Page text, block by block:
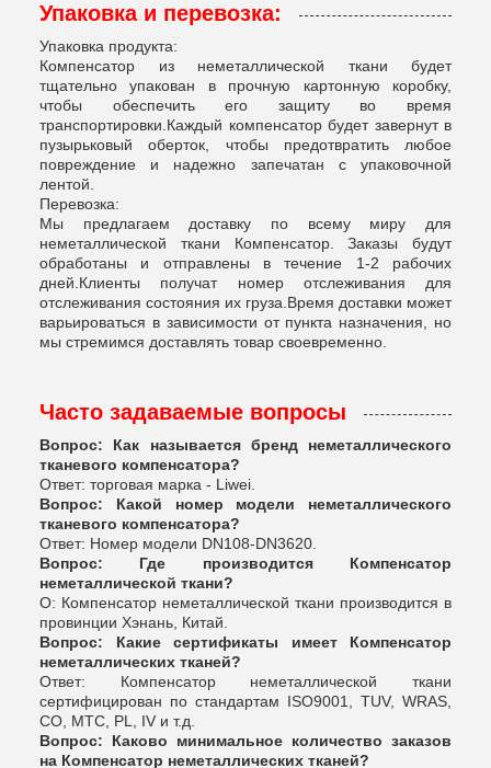
Упаковка и перевозка:
Упаковка продукта:
Компенсатор из неметаллической ткани будет
тщательно упакован в прочную картонную коробку,
чтобы обеспечить его защиту во время
транспортировки.Каждый компенсатор будет завернут в
пузырьковый оберток, чтобы предотвратить любое
повреждение и надежно запечатан с упаковочной
лентой.
Перевозка:
Мы предлагаем доставку по всему миру для
неметаллической ткани Компенсатор. Заказы будут
обработаны и отправлены в течение 1-2 рабочих
дней.Клиенты получат номер отслеживания для
отслеживания состояния их груза.Время доставки может
варьироваться в зависимости от пункта назначения, но
мы стремимся доставлять товар своевременно.
Часто задаваемые вопросы
Вопрос: Как называется бренд неметаллического
тканевого компенсатора?
Ответ: торговая марка - Liwei.
Вопрос: Какой номер модели неметаллического
тканевого компенсатора?
Ответ: Номер модели DN108-DN3620.
Вопрос: Где производится Компенсатор
неметаллической ткани?
О: Компенсатор неметаллической ткани производится в
провинции Хэнань, Китай.
Вопрос: Какие сертификаты имеет Компенсатор
неметаллических тканей?
Ответ: Компенсатор неметаллической ткани
сертифицирован по стандартам ISO9001, TUV, WRAS,
CO, MTC, PL, IV и т.д.
Вопрос: Каково минимальное количество заказов
на Компенсатор неметаллических тканей?